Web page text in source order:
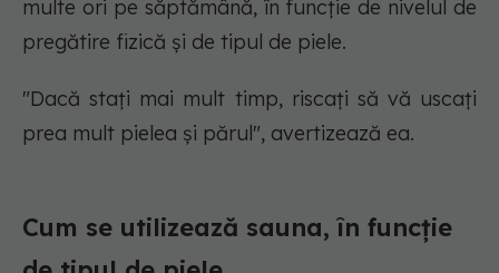
multe ori pe săptămână, în funcție de nivelul de
pregătire fizică și de tipul de piele.
"Dacă stați mai mult timp, riscați să vă uscați
prea mult pielea și părul", avertizează ea.
Cum se utilizează sauna, în funcție